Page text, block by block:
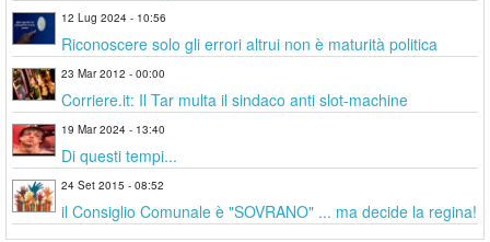
12 Lug 2024 - 10:56
Riconoscere solo gli errori altrui non è maturità politica
23 Mar 2012 - 00:00
Corriere.it: Il Tar multa il sindaco anti slot-machine
19 Mar 2024 - 13:40
Di questi tempi...
24 Set 2015 - 08:52
il Consiglio Comunale è "SOVRANO" ... ma decide la regina!